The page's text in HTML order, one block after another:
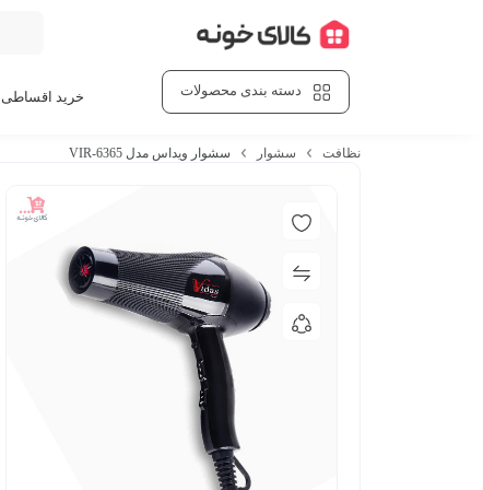
دسته بندی محصولات خرید اقساطی
نظافت سشوار سشوار ویداس مدل VIR-6365